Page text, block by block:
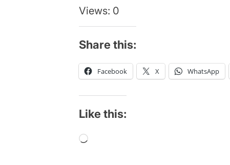
Views: 0
Share this:
Facebook X WhatsApp
Like this:
Loading…